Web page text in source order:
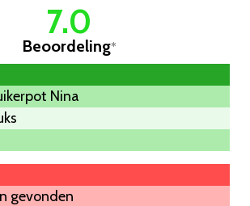
7.0
Beoordeling*
Nina
gevonden